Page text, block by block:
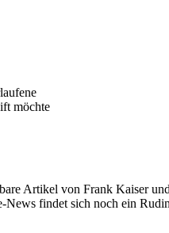
möchte
Artikel von Frank Kaiser
findet sich noch ein